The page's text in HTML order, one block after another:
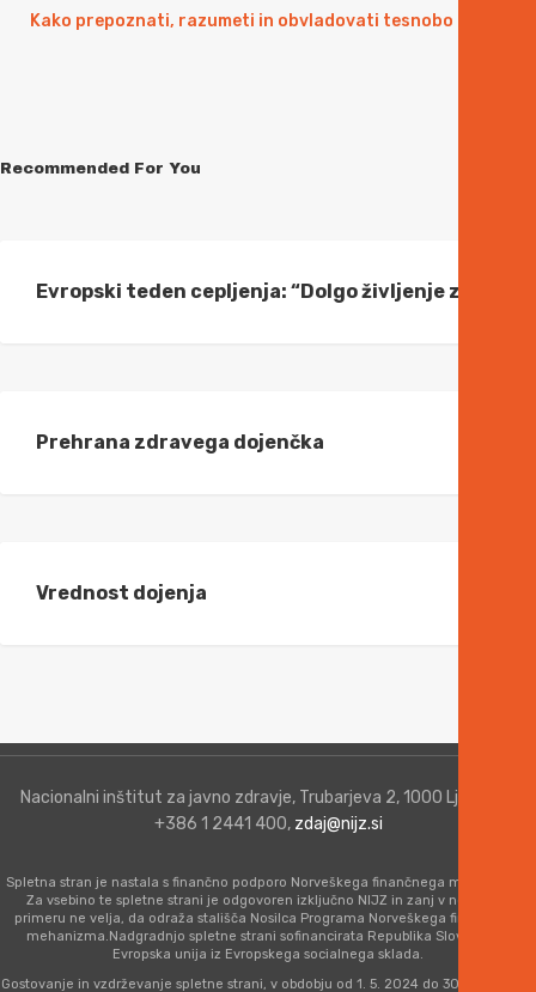
Kako prepoznati, razumeti in obvladovati tesnobo
Recommended For You
Evropski teden cepljenja: “Dolgo življenje za vse”
Prehrana zdravega dojenčka
Vrednost dojenja
Nacionalni inštitut za javno zdravje, Trubarjeva 2, 1000 Ljubljana,
+386 1 2441 400, zdaj@nijz.si
Spletna stran je nastala s finančno podporo Norveškega finančnega mehanizma.
Za vsebino te spletne strani je odgovoren izključno NIJZ in zanj v nobenem
primeru ne velja, da odraža stališča Nosilca Programa Norveškega finančnega
mehanizma.Nadgradnjo spletne strani sofinancirata Republika Slovenija in
Evropska unija iz Evropskega socialnega sklada.
Gostovanje in vzdrževanje spletne strani, v obdobju od 1. 5. 2024 do 30. 6. 2026, je